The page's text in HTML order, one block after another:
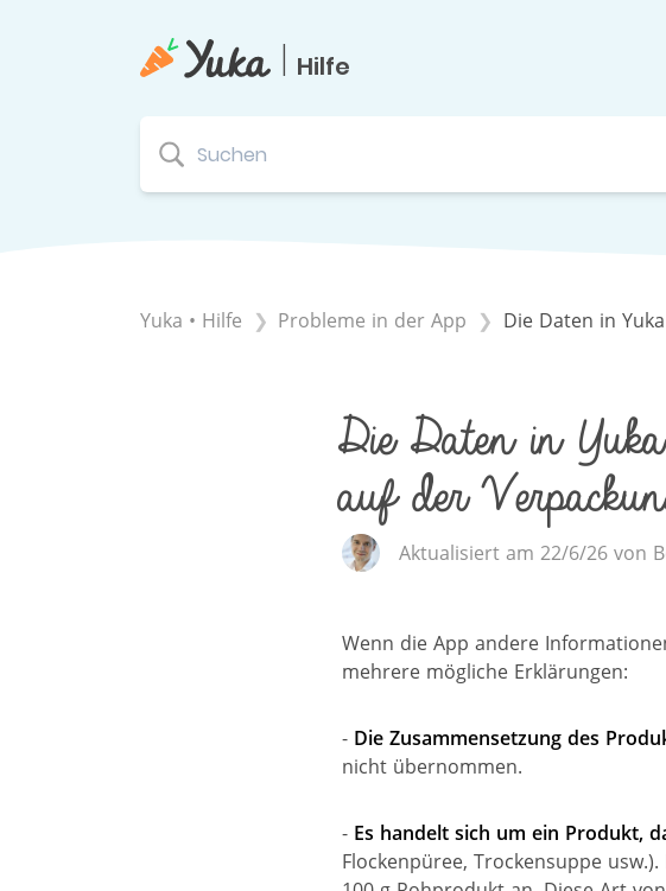
| Hilfe
Yuka • Hilfe ​Probleme in der App Die Daten in
Die Daten in
auf der
Aktualisiert am 22/6/26 von
Wenn die App andere
mehrere mögliche Erklärungen:
- Die Zusammensetzung des
nicht übernommen.
- Es handelt sich um ein Produkt,
Flockenpüree, Trockensuppe